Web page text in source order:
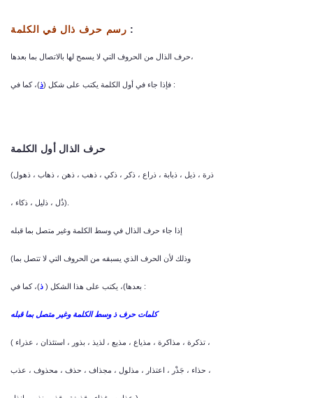
رسم حرف ذال في الكلمة :
حرف الذال من الحروف التي لا يسمح لها بالاتصال بما بعدها،
فإذا جاء في أول الكلمة يكتب على شكل (ذ )، كما في :
حرف الذال أول الكلمة
(ذرة ، ذيل ، ذبابة ، ذراع ، ذكر ، ذكي ، ذهب ، ذهن ، ذهاب ، ذهول
، ذُل ، ذليل ، ذكاء).
إذا جاء حرف الذال في وسط الكلمة وغير متصل بما قبله
(وذلك لأن الحرف الذي يسبقه من الحروف التي لا تتصل بما
بعدها)، يكتب على هذا الشكل ( ذ )، كما في :
كلمات حرف ذ وسط الكلمة وغير متصل بما قبله
( تذكرة ، مذاكرة ، مذياع ، مذيع ، لذيذ ، بذور ، استئذان ، عذراء ،
حذاء ، جَذْر ، اعتذار ، مذلول ، مجذاف ، حذف ، محذوف ، عذب ،